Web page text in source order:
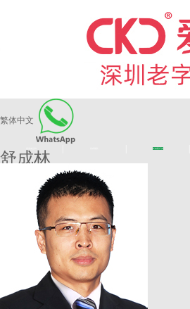
繁体中文
长者医疗券
舒成林